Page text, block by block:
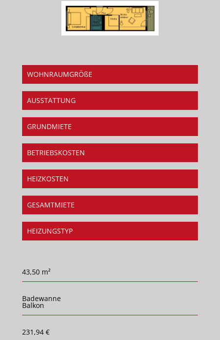
WOHNRAUMGRÖßE
AUSSTATTUNG
GRUNDMIETE
BETRIEBSKOSTEN
HEIZKOSTEN
GESAMTMIETE
HEIZUNGSTYP
43,50 m²
Badewanne
Balkon
231,94 €